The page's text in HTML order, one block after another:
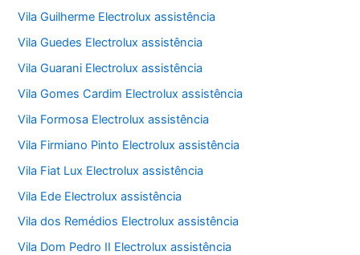
Vila Guilherme Electrolux assistência
Vila Guedes Electrolux assistência
Vila Guarani Electrolux assistência
Vila Gomes Cardim Electrolux assistência
Vila Formosa Electrolux assistência
Vila Firmiano Pinto Electrolux assistência
Vila Fiat Lux Electrolux assistência
Vila Ede Electrolux assistência
Vila dos Remédios Electrolux assistência
Vila Dom Pedro II Electrolux assistência